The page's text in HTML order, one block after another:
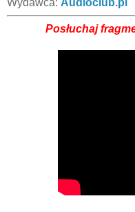
Wydawca: Audioclub.pl
Posłuchaj